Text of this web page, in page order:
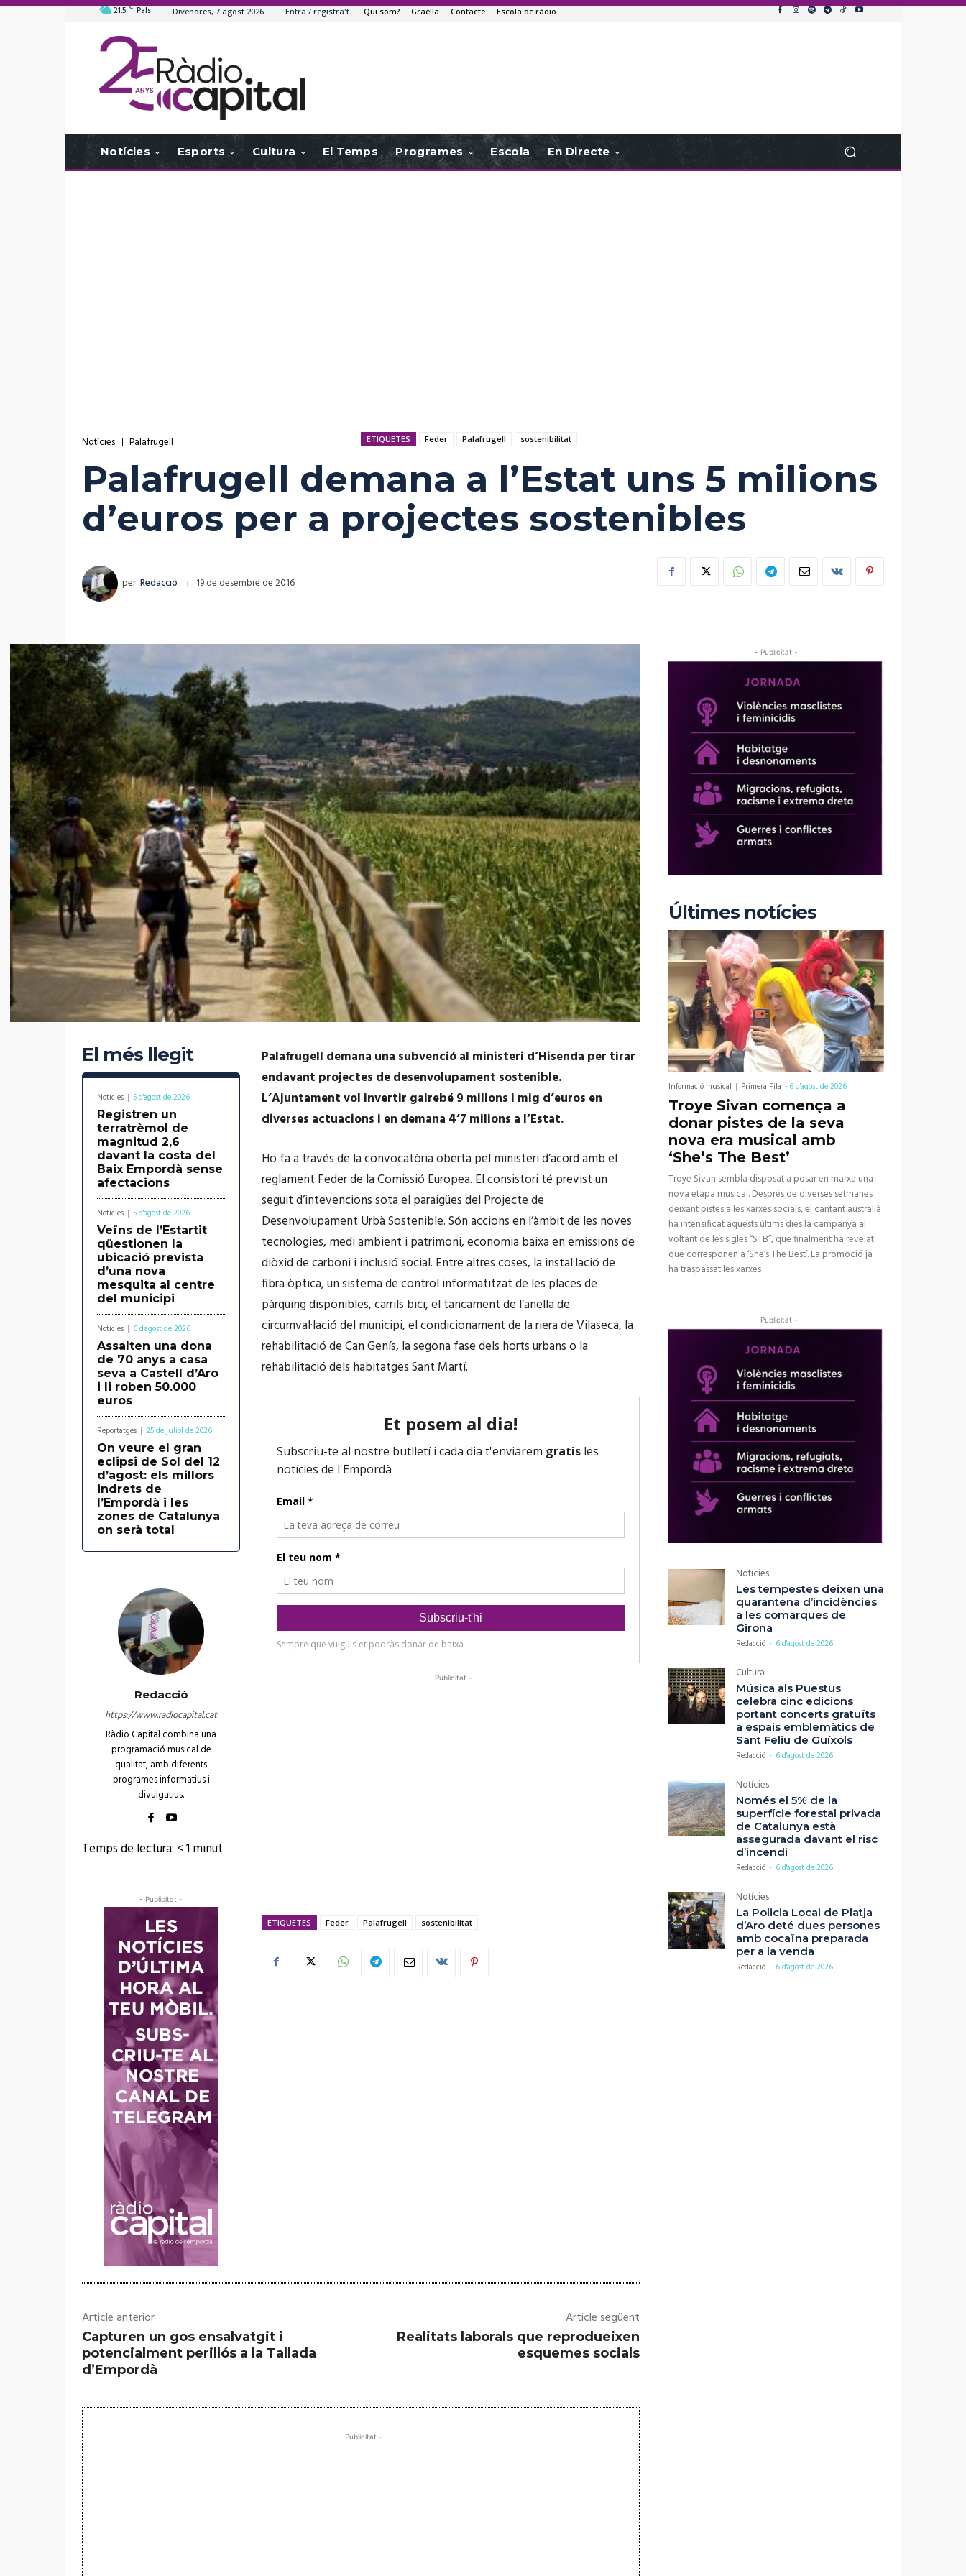
21.5 C Pals Divendres, 7 agost 2026 Entra / registra't Qui som? Graella Contacte Escola de ràdio
Notícies Esports Cultura El Temps Programes Escola En Directe
Notícies Palafrugell ETIQUETES Feder Palafrugell sostenibilitat
Palafrugell demana a l’Estat uns 5 milions
d’euros per a projectes sostenibles
per Redacció 19 de desembre de 2016
El més llegit
Notícies 5 d'agost de 2026
Registren un
terratrèmol de
magnitud 2,6
davant la costa del
Baix Empordà sense
afectacions
Notícies 5 d'agost de 2026
Veïns de l’Estartit
qüestionen la
ubicació prevista
d’una nova
mesquita al centre
del municipi
Notícies 6 d'agost de 2026
Assalten una dona
de 70 anys a casa
seva a Castell d’Aro
i li roben 50.000
euros
Reportatges 25 de juliol de 2026
On veure el gran
eclipsi de Sol del 12
d’agost: els millors
indrets de
l’Empordà i les
zones de Catalunya
on serà total
Redacció
https://www.radiocapital.cat
Ràdio Capital combina una
programació musical de
qualitat, amb diferents
programes informatius i
divulgatius.
Temps de lectura: < 1minut
- Publicitat -
Palafrugell demana una subvenció al ministeri d’Hisenda per tirar
endavant projectes de desenvolupament sostenible.
L’Ajuntament vol invertir gairebé 9 milions i mig d’euros en
diverses actuacions i en demana 4’7 milions a l’Estat.
Ho fa a través de la convocatòria oberta pel ministeri d’acord amb el
reglament Feder de la Comissió Europea. El consistori té previst un
seguit d’intevencions sota el paraigües del Projecte de
Desenvolupament Urbà Sostenible. Són accions en l’àmbit de les noves
tecnologies, medi ambient i patrimoni, economia baixa en emissions de
diòxid de carboni i inclusió social. Entre altres coses, la instal·lació de
fibra òptica, un sistema de control informatitzat de les places de
pàrquing disponibles, carrils bici, el tancament de l’anella de
circumval·lació del municipi, el condicionament de la riera de Vilaseca, la
rehabilitació de Can Genís, la segona fase dels horts urbans o la
rehabilitació dels habitatges Sant Martí.
- Publicitat -
ETIQUETES Feder Palafrugell sostenibilitat
Article anterior
Capturen un gos ensalvatgit i
potencialment perillós a la Tallada
d’Empordà
Article següent
Realitats laborals que reprodueixen
esquemes socials
- Publicitat -
- Publicitat -
Últimes notícies
Informació musical Primera Fila -6 d'agost de 2026
Troye Sivan comença a
donar pistes de la seva
nova era musical amb
‘She’s The Best’
Troye Sivan sembla disposat a posar en marxa una
nova etapa musical. Després de diverses setmanes
deixant pistes a les xarxes socials, el cantant australià
ha intensificat aquests últims dies la campanya al
voltant de les sigles “STB”, que finalment ha revelat
que corresponen a ‘She’s The Best’. La promoció ja
ha traspassat les xarxes
- Publicitat -
Notícies
Les tempestes deixen una
quarantena d’incidències
a les comarques de
Girona
Redacció - 6 d'agost de 2026
Cultura
Música als Puestus
celebra cinc edicions
portant concerts gratuïts
a espais emblemàtics de
Sant Feliu de Guíxols
Redacció - 6 d'agost de 2026
Notícies
Només el 5% de la
superfície forestal privada
de Catalunya està
assegurada davant el risc
d’incendi
Redacció - 6 d'agost de 2026
Notícies
La Policia Local de Platja
d’Aro deté dues persones
amb cocaïna preparada
per a la venda
Redacció - 6 d'agost de 2026